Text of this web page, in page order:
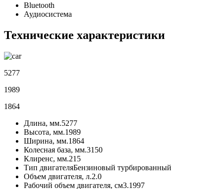
Bluetooth
Аудиосистема
Технические характеристики
5277
1989
1864
Длина, мм.5277
Высота, мм.1989
Ширина, мм.1864
Колесная база, мм.3150
Клиренс, мм.215
Тип двигателяБензиновый турбированный
Объем двигателя, л.2.0
Рабочий объем двигателя, см3.1997